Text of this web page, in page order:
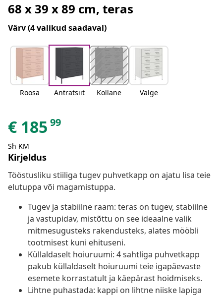
68 x 39 x 89 cm, teras
Värv(4 valikud saadaval)
Roosa Antratsiit Kollane Valge
€ 185 99
Sh KM
Kirjeldus
Tööstusliku stiiliga tugev puhvetkapp on ajatu lisa teie
elutuppa või magamistuppa.
Tugev ja stabiilne raam: teras on tugev, stabiilne
ja vastupidav, mistõttu on see ideaalne valik
mitmesugusteks rakendusteks, alates mööbli
tootmisest kuni ehituseni.
Küllaldaselt hoiuruumi: 4 sahtliga puhvetkapp
pakub küllaldaselt hoiuruumi teie igapäevaste
esemete korrastatult ja käepärast hoidmiseks.
Lihtne puhastada: kappi on lihtne niiske lapiga